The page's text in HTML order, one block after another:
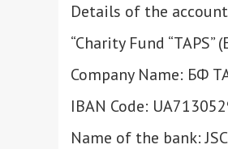
Details of the
“Charity Fund
Company Name: БФ
IBAN Code:
Name of the bank: JSC